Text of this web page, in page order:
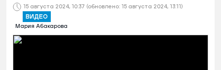
15 августа 2024, 10:37 (обновлено: 15 августа 2024, 13:11)
ВИДЕО
Мария Абакарова